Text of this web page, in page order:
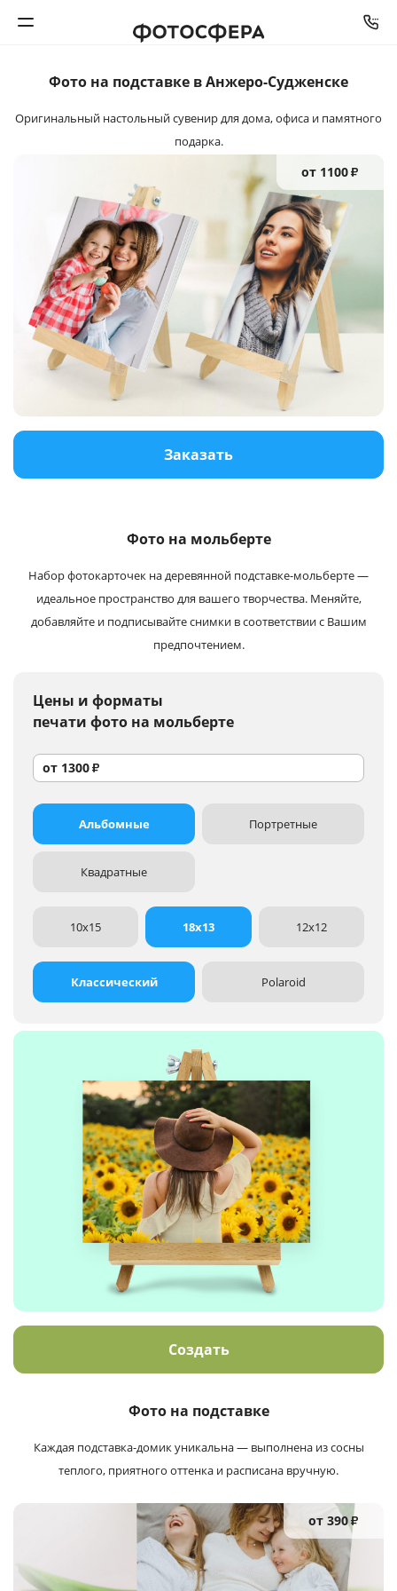
Печать фото
Интерьерная печать
Фотоподарки
Багетная мастерская
Полиграфия
Услуги и сервис
Магазин
Фото на подставке в Анжеро-Судженске
Оригинальный настольный сувенирдля дома, офиса и памятного
подарка.
от 1100₽
Заказать
Фото на мольберте
Набор фотокарточек на деревянной подставке-мольберте —
идеальное пространство для вашего творчества. Меняйте,
добавляйте и подписывайте снимки в соответствии с Вашим
предпочтением.
Цены и форматы
печати фото на мольберте
от 1300₽
Альбомные Портретные
Квадратные
10x15 18x13 12x12
Классический Polaroid
Создать
Фото на подставке
Каждая подставка-домик уникальна — выполнена из сосны
теплого, приятного оттенка и расписана вручную.
от 390₽